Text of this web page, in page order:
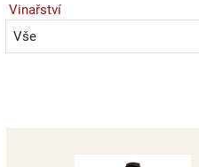
Vinařství